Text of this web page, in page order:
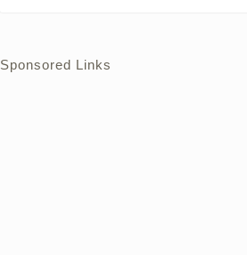
Sponsored Links